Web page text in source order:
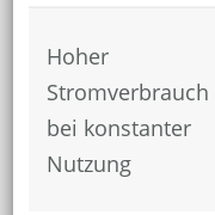
Hoher
Stromverbrauch
bei konstanter
Nutzung